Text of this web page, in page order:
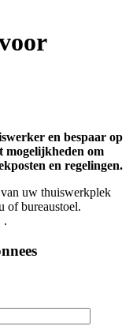
en bespaar op
mogelijkheden om
en regelingen.
uw thuiswerkplek
of bureaustoel.
.